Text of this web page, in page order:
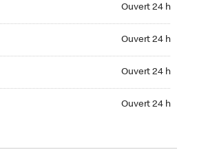
Ouvert 24 h
Ouvert 24 h
Ouvert 24 h
Ouvert 24 h